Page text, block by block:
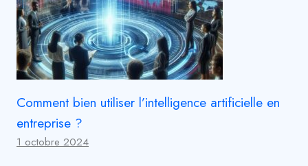
Comment bien utiliser l’intelligence artificielle en
entreprise ?
1 octobre 2024